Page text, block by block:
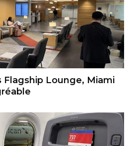
Flagship Lounge, Miami